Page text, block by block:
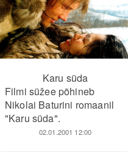
Karu süda
Filmi süžee põhineb
Nikolai Baturini romaanil
"Karu süda".
02.01.2001 12:00